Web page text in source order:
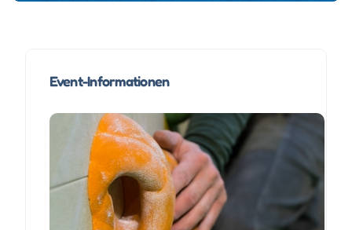
Event-Informationen